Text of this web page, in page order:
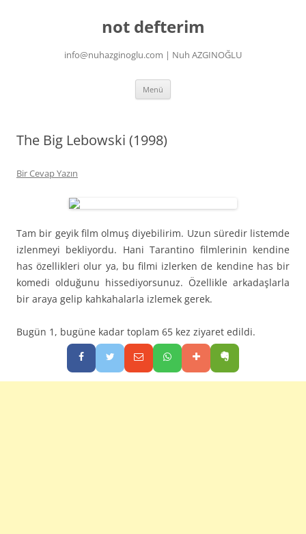
not defterim
info@nuhazginoglu.com | Nuh AZGINOĞLU
Menü
The Big Lebowski (1998)
Bir Cevap Yazın
Tam bir geyik film olmuş diyebilirim. Uzun süredir listemde
izlenmeyi bekliyordu. Hani Tarantino filmlerinin kendine
has özellikleri olur ya, bu filmi izlerken de kendine has bir
komedi olduğunu hissediyorsunuz. Özellikle arkadaşlarla
bir araya gelip kahkahalarla izlemek gerek.
Bugün 1, bugüne kadar toplam 65 kez ziyaret edildi.